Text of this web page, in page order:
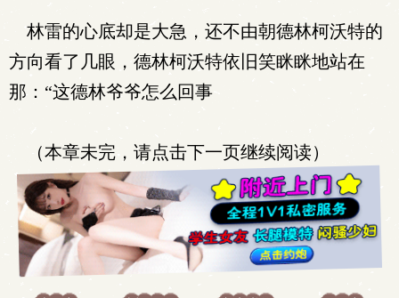
林雷的心底却是大急，还不由朝德林柯沃特的
方向看了几眼，德林柯沃特依旧笑眯眯地站在
那：“这德林爷爷怎么回事
（本章未完，请点击下一页继续阅读）